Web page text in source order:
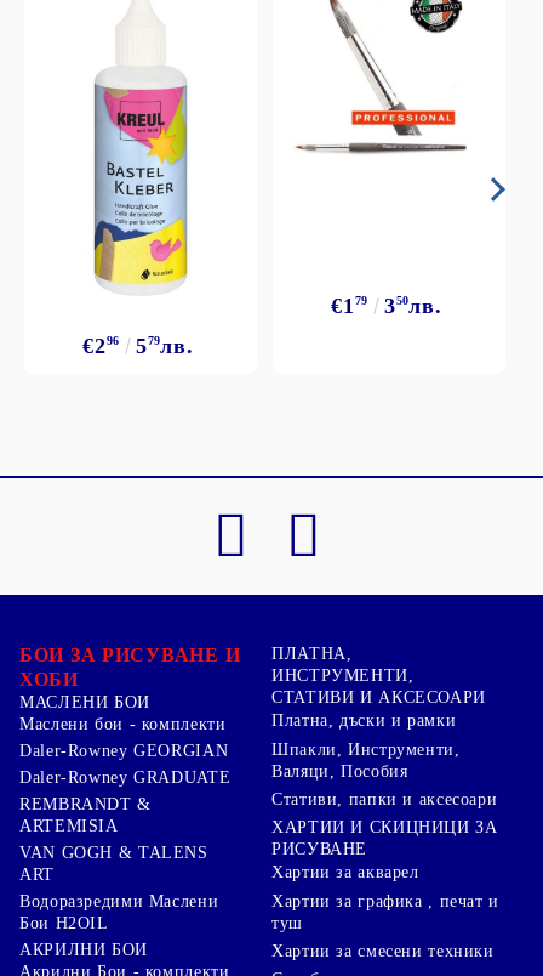
€296 579лв.
€1 79 350лв.
БОИ ЗА РИСУВАНЕ И
ХОБИ
МАСЛЕНИ БОИ
Маслени бои - комплекти
Daler-Rowney GEORGIAN
Daler-Rowney GRADUATE
REMBRANDT &
ARTEMISIA
VAN GOGH & TALENS
ART
Водоразредими Маслени
Бои H2OIL
АКРИЛНИ БОИ
Акрилни Бои - комплекти
ПЛАТНА,
ИНСТРУМЕНТИ,
СТАТИВИ И АКСЕСОАРИ
Платна, дъски и рамки
Шпакли, Инструменти,
Валяци, Пособия
Стативи, папки и аксесоари
ХАРТИИ И СКИЦНИЦИ ЗА
РИСУВАНЕ
Хартии за акварел
Хартии за графика , печат и
туш
Хартии за смесени техники